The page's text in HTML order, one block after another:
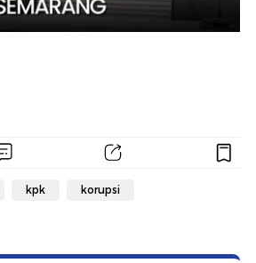
kpk korupsi